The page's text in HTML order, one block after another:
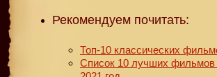
Рекомендуем почитать:
Топ-10 классических
Список 10 лучших фильмов